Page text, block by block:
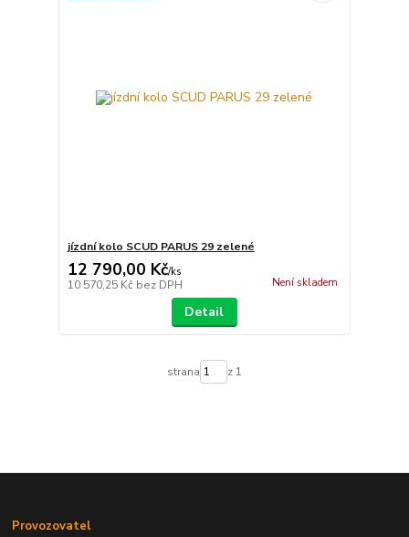
jízdní kolo SCUD PARUS 29 zelené
12 790,00 Kč/ks
10 570,25 Kč bez DPH Není skladem
Detail
strana z 1
Provozovatel